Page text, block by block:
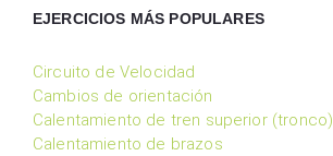
EJERCICIOS MÁS POPULARES
Circuito de Velocidad
Cambios de orientación
Calentamiento de tren superior (tronco)
Calentamiento de brazos